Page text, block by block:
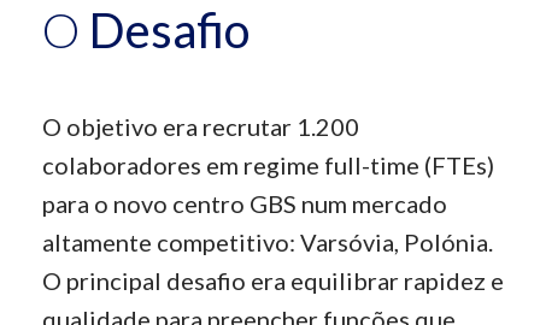
O Desafio
O objetivo era recrutar 1.200
colaboradores em regime full-time (FTEs)
para o novo centro GBS num mercado
altamente competitivo: Varsóvia, Polónia.
O principal desafio era equilibrar rapidez e
qualidade para preencher funções que